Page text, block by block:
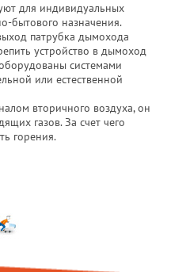
для индивидуальных
бытового назначения.
патрубка дымохода
устройство в дымоход
системами
или естественной
вторичного воздуха, он
газов. За счет чего
горения.